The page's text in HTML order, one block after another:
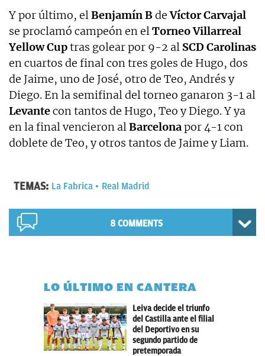
Y por último, elBenjamín B deVíctor Carvajal
se proclamó campeón en elTorneo Villarreal
Yellow Cuptras golear por 9-2 al SCD Carolinas
en cuartos de final con tres goles de Hugo, dos
de Jaime, uno de José, otro de Teo, Andrés y
Diego. En la semifinal del torneo ganaron 3-1 al
Levantecon tantos de Hugo, Teo y Diego. Y ya
en la final vencieron alBarcelonapor 4-1 con
doblete de Teo, y otros tantos de Jaime y Liam.
TEMAS: La Fabrica Real Madrid
8 COMMENTS
LO ÚLTIMO EN CANTERA
Leiva decide el triunfo
del Castilla ante el filial
del Deportivo en su
segundo partido de
pretemporada